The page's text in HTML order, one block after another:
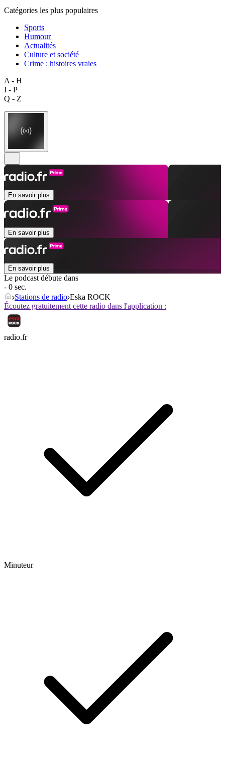
Catégories les plus populaires
Sports
Humour
Actualités
Culture et société
Crime : histoires vraies
A - H
I - P
Q - Z
En savoir plus
En savoir plus
En savoir plus
Le podcast débute dans
- 0 sec.
Stations de radio Eska ROCK
Écoutez gratuitement cette radio dans l'application :
radio.fr
Minuteur